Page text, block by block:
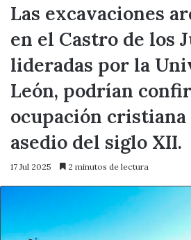
Las excavaciones
en el Castro de los
lideradas por la
León, podrían
ocupación
asedio del siglo XII.
17 Jul 2025 2 minutos de lectura